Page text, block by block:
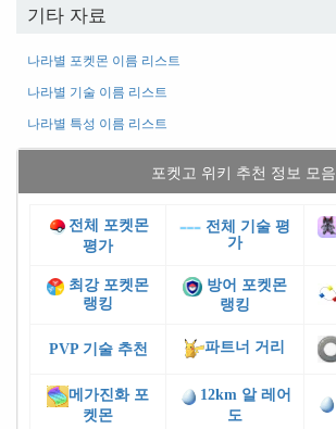
기타 자료
나라별 포켓몬 이름 리스트
나라별 기술 이름 리스트
나라별 특성 이름 리스트
포켓고 위키 추천 정보 모음
전체 포켓몬
평가
전체 기술 평
가
최강 포켓몬
랭킹
방어 포켓몬
랭킹
PVP 기술 추천 파트너 거리
메가진화 포
켓몬
12km 알 레어
도